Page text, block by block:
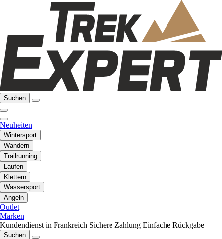
Suchen
Neuheiten
Wintersport
Wandern
Trailrunning
Laufen
Klettern
Wassersport
Angeln
Outlet
Marken
Kundendienst in Frankreich Sichere Zahlung Einfache Rückgabe
Suchen